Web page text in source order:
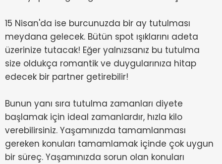
15 Nisan'da ise burcunuzda bir ay tutulması
meydana gelecek. Bütün spot ışıklarını adeta
üzerinize tutacak! Eğer yalnızsanız bu tutulma
size oldukça romantik ve duygularınıza hitap
edecek bir partner getirebilir!
Bunun yanı sıra tutulma zamanları diyete
başlamak için ideal zamanlardır, hızla kilo
verebilirsiniz. Yaşamınızda tamamlanması
gereken konuları tamamlamak içinde çok uygun
bir süreç. Yaşamınızda sorun olan konuları